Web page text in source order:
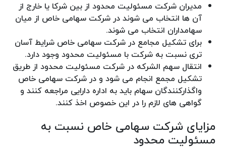
مدیران شرکت مسئولیت محدود از بین شرکا یا خارج از
آن ها انتخاب می شوند در شرکت سهامی خاص از میان
سهامداران انتخاب می شوند.
برای تشکیل مجامع در شرکت سهامی خاص شرایط آسان
تری نسبت به شرکت با مسئولیت محدود وجود دارد.
انتقال سهم الشرکه در شرکت مسئولیت محدود از طریق
تشکیل مجمع انجام می شود و در شرکت سهامی خاص
واگذارکنندگان سهام باید به اداره دارایی مراجعه کنند و
گواهی های لازم را در این خصوص اخذ کنند.
مزایای شرکت سهامی خاص نسبت به
مسئولیت محدود